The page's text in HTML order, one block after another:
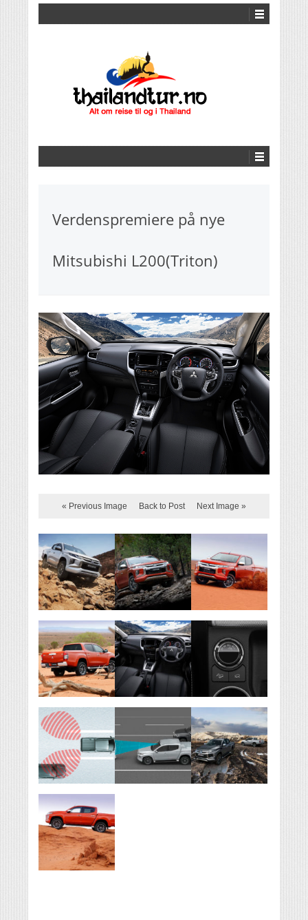
Verdenspremiere på nye
Mitsubishi L200(Triton)
« Previous Image Back to Post Next Image »